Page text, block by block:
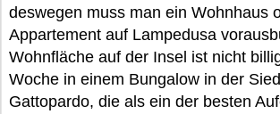
deswegen muss man ein Wohnhaus
Appartement auf Lampedusa
Wohnfläche auf der Insel ist nicht
Woche in einem Bungalow in der
Gattopardo, die als ein der besten